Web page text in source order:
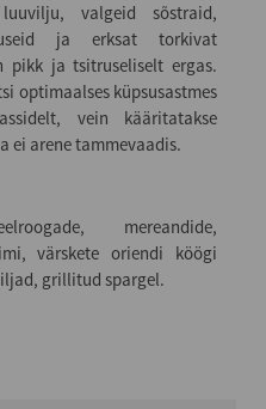
valgeid sõstraid,
ja erksat torkivat
pikk ja tsitruseliselt ergas.
optimaalses küpsusastmes
vein kääritatakse
ei arene tammevaadis.
mereandide,
värskete oriendi köögi
grillitud spargel.